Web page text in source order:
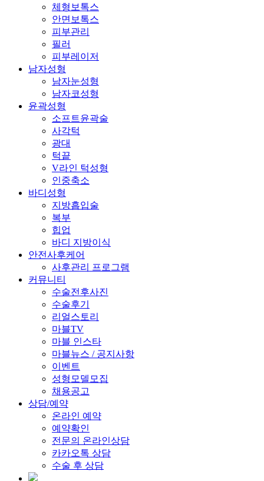
체형보톡스
안면보톡스
피부관리
필러
피부레이저
남자성형
남자눈성형
남자코성형
윤곽성형
소프트윤곽술
사각턱
광대
턱끝
V라인 턱성형
인중축소
바디성형
지방흡입술
복부
힙업
바디 지방이식
안전사후케어
사후관리 프로그램
커뮤니티
수술전후사진
수술후기
리얼스토리
마블TV
마블 인스타
마블뉴스 / 공지사항
이벤트
성형모델모집
채용공고
상담/예약
온라인 예약
예약확인
전문의 온라인상담
카카오톡 상담
수술 후 상담